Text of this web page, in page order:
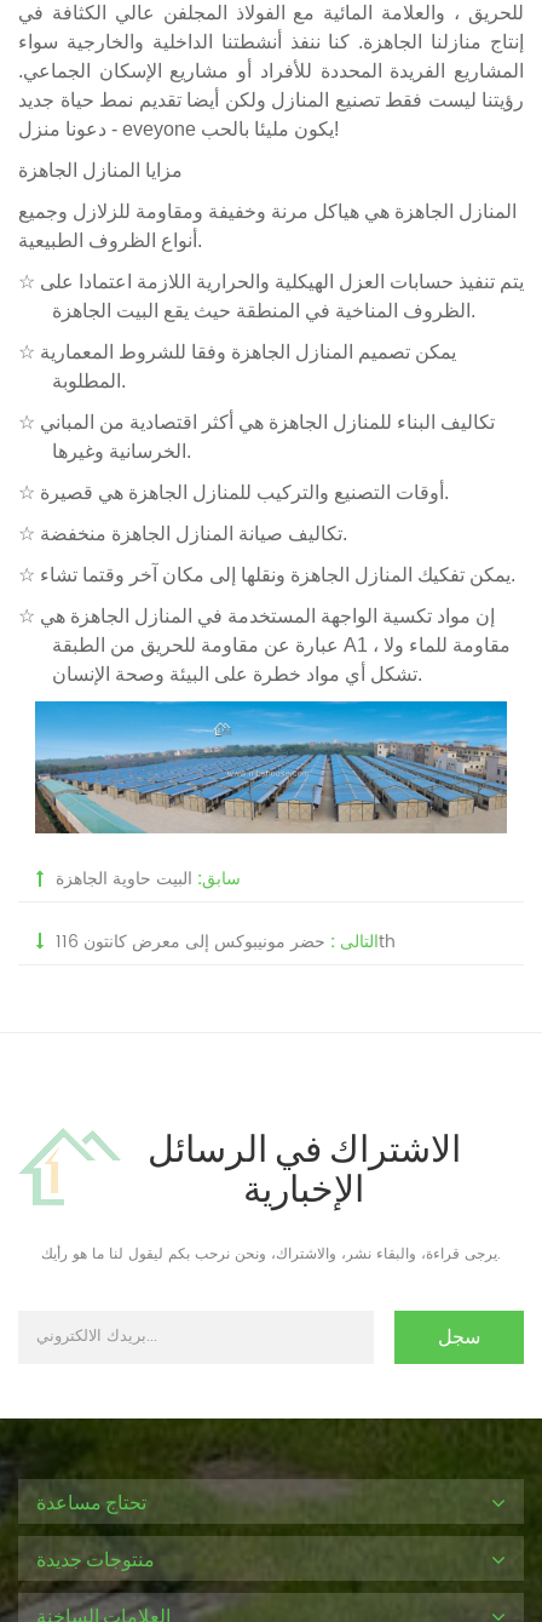
للحريق ، والعلامة المائية مع الفولاذ المجلفن عالي الكثافة في
إنتاج منازلنا الجاهزة. كنا ننفذ أنشطتنا الداخلية والخارجية سواء
المشاريع الفريدة المحددة للأفراد أو مشاريع الإسكان الجماعي.
رؤيتنا ليست فقط تصنيع المنازل ولكن أيضا تقديم نمط حياة جديد
- دعونا منزل eveyone يكون مليئا بالحب!
مزايا المنازل الجاهزة
المنازل الجاهزة هي هياكل مرنة وخفيفة ومقاومة للزلازل وجميع
أنواع الظروف الطبيعية.
☆
الظروف المناخية في المنطقة حيث يقع البيت الجاهزة.
☆
المطلوبة.
☆
الخرسانية وغيرها.
☆
أوقات التصنيع والتركيب للمنازل الجاهزة هي قصيرة.
☆
تكاليف صيانة المنازل الجاهزة منخفضة.
☆
يمكن تفكيك المنازل الجاهزة ونقلها إلى مكان آخر وقتما تشاء.
☆
عبارة عن مقاومة للحريق من الطبقة A1 ، مقاومة للماء ولا
تشكل أي مواد خطرة على البيئة وصحة الإنسان.
سابق: البيت حاوية الجاهزة
التالى :حضر مونيبوكس إلى معرض كانتون 116th
الاشتراك في الرسائل
الإخبارية
يرجى قراءة، والبقاء نشر، والاشتراك، ونحن نرحب بكم ليقول لنا ما هو رأيك.
تحتاج مساعدة
منتوجات جديدة
العلامات الساخنة